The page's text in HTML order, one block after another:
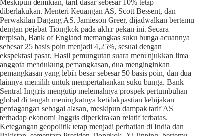
Meskipun demikian, tarif dasar sebesar 10% tetap
diberlakukan. Menteri Keuangan AS, Scott Bessent, dan
Perwakilan Dagang AS, Jamieson Greer, dijadwalkan bertemu
dengan pejabat Tiongkok pada akhir pekan ini. Secara
terpisah, Bank of England memangkas suku bunga acuannya
sebesar 25 basis poin menjadi 4,25%, sesuai dengan
ekspektasi pasar. Hasil pemungutan suara menunjukkan lima
anggota mendukung pemangkasan, dua menginginkan
pemangkasan yang lebih besar sebesar 50 basis poin, dan dua
lainnya memilih untuk mempertahankan suku bunga. Bank
Sentral Inggris mengutip melemahnya prospek pertumbuhan
global di tengah meningkatnya ketidakpastian kebijakan
perdagangan sebagai alasan, meskipun dampak tarif AS
terhadap ekonomi Inggris diperkirakan relatif terbatas.
Ketegangan geopolitik tetap menjadi perhatian di India dan